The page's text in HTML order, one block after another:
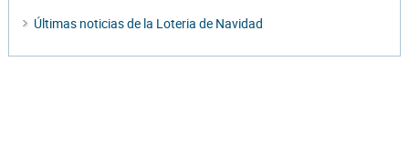
Últimas noticias de la Loteria de Navidad